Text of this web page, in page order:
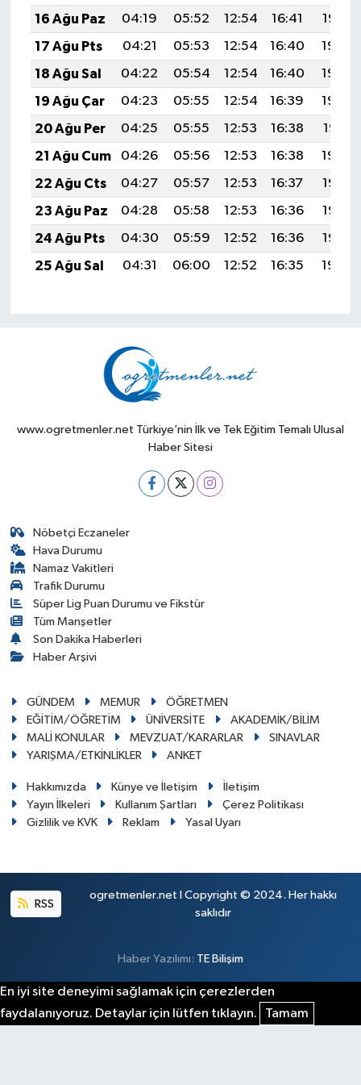
16 Ağu Paz
04:19 05:52 12:54 16:41
19:47
17 Ağu Pts
04:21 05:53 12:54 16:40
19:45
18 Ağu Sal
04:22 05:54 12:54 16:40
19:44
19 Ağu Çar
04:23 05:55 12:54 16:39
19:43
20 Ağu Per
04:25 05:55 12:53 16:38
19:41
21 Ağu Cum
04:26 05:56 12:53 16:38
19:40
22 Ağu Cts
04:27 05:57 12:53 16:37
19:38
23 Ağu Paz
04:28 05:58 12:53 16:36
19:37
24 Ağu Pts
04:30 05:59 12:52 16:36
19:36
25 Ağu Sal
04:31 06:00 12:52 16:35 19:34
www.ogretmenler.net Türkiye’nin İlk ve Tek Eğitim Temalı Ulusal
Haber Sitesi
Nöbetçi Eczaneler
Hava Durumu
Namaz Vakitleri
Trafik Durumu
Süper Lig Puan Durumu ve Fikstür
Tüm Manşetler
Son Dakika Haberleri
Haber Arşivi
GÜNDEM MEMUR
ÖĞRETMEN
EĞİTİM/ÖĞRETİM
ÜNİVERSİTE
AKADEMİK/BİLİM
MALİ KONULAR
MEVZUAT/KARARLAR
SINAVLAR
YARIŞMA/ETKİNLİKLER
ANKET
Hakkımızda Künye ve İletişim
İletişim
Yayın İlkeleri
Kullanım Şartları
Çerez Politikası
Gizlilik ve KVK
Reklam Yasal Uyarı
RSS
ogretmenler.net I Copyright © 2024. Her hakkı
saklıdır
Haber Yazılımı: TE Bilişim
En iyi site deneyimi sağlamak için çerezlerden
faydalanıyoruz. Detaylar için lütfen tıklayın.
Tamam